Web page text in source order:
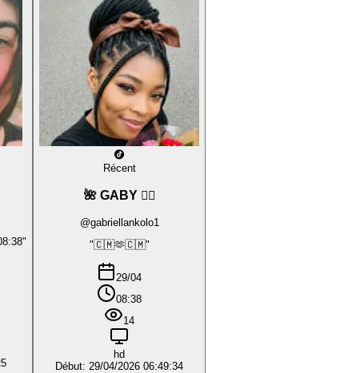
Récent
🌺 GABY ❤️‍🔥
@gabriellankolo1
"🇨🇲🫶🇨🇲"
29/04
08:38
14
hd
Début: 29/04/2026 06:49:34